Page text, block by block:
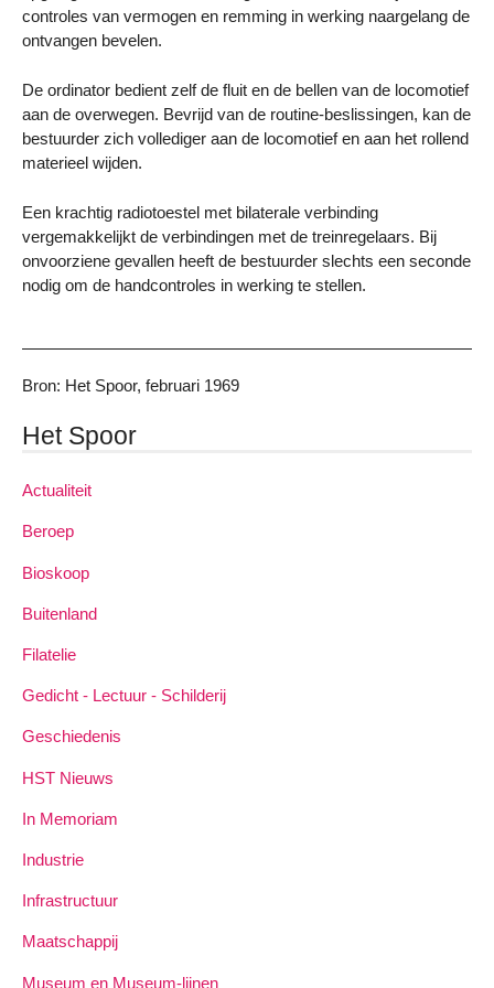
controles van vermogen en remming in werking naargelang de
ontvangen bevelen.
De ordinator bedient zelf de fluit en de bellen van de locomotief
aan de overwegen. Bevrijd van de routine-beslissingen, kan de
bestuurder zich vollediger aan de locomotief en aan het rollend
materieel wijden.
Een krachtig radiotoestel met bilaterale verbinding
vergemakkelijkt de verbindingen met de treinregelaars. Bij
onvoorziene gevallen heeft de bestuurder slechts een seconde
nodig om de handcontroles in werking te stellen.
Bron: Het Spoor, februari 1969
Het Spoor
Actualiteit
Beroep
Bioskoop
Buitenland
Filatelie
Gedicht - Lectuur - Schilderij
Geschiedenis
HST Nieuws
In Memoriam
Industrie
Infrastructuur
Maatschappij
Museum en Museum-lijnen